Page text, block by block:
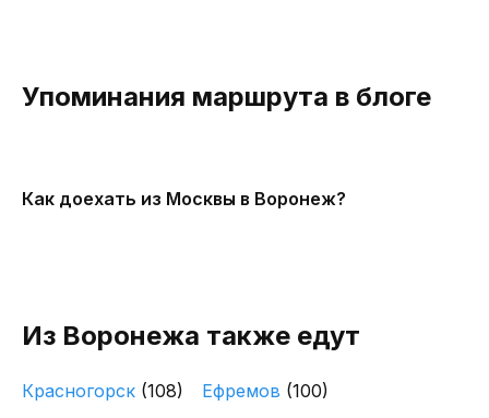
Упоминания маршрута в блоге
Как доехать из Москвы в Воронеж?
Из Воронежа также едут
Красногорск (108) Ефремов (100)